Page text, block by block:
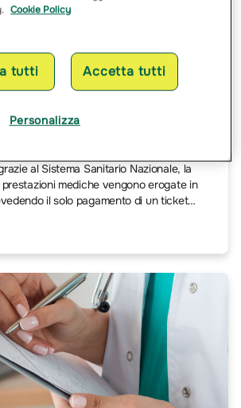
al Sistema Sanitario Nazionale, la
mediche vengono erogate in
il solo pagamento di un ticket
Cookie Policy
tutti Accetta tutti
Personalizza